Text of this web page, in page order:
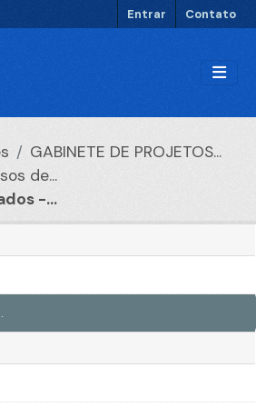
Entrar Contato
GABINETE DE PROJETOS...
de...
-...